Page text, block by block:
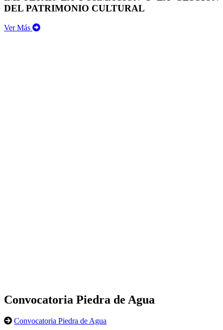
DEL PATRIMONIO CULTURAL
Ver Más
Convocatoria Piedra de Agua
Convocatoria Piedra de Agua